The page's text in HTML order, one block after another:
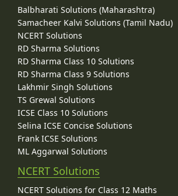
Balbharati Solutions (Maharashtra)
Samacheer Kalvi Solutions (Tamil Nadu)
NCERT Solutions
RD Sharma Solutions
RD Sharma Class 10 Solutions
RD Sharma Class 9 Solutions
Lakhmir Singh Solutions
TS Grewal Solutions
ICSE Class 10 Solutions
Selina ICSE Concise Solutions
Frank ICSE Solutions
ML Aggarwal Solutions
NCERT Solutions
NCERT Solutions for Class 12 Maths